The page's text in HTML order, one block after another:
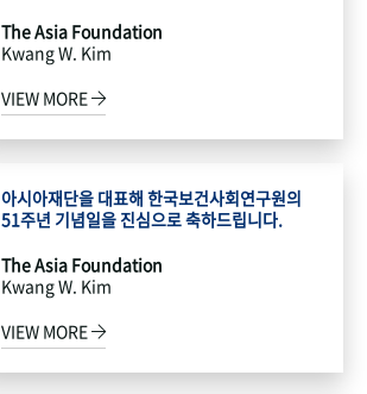
The Asia Foundation
Kwang W. Kim
VIEW MORE
아시아재단을 대표해 한국보건사회연구원의
51주년 기념일을 진심으로 축하드립니다.
The Asia Foundation
Kwang W. Kim
VIEW MORE